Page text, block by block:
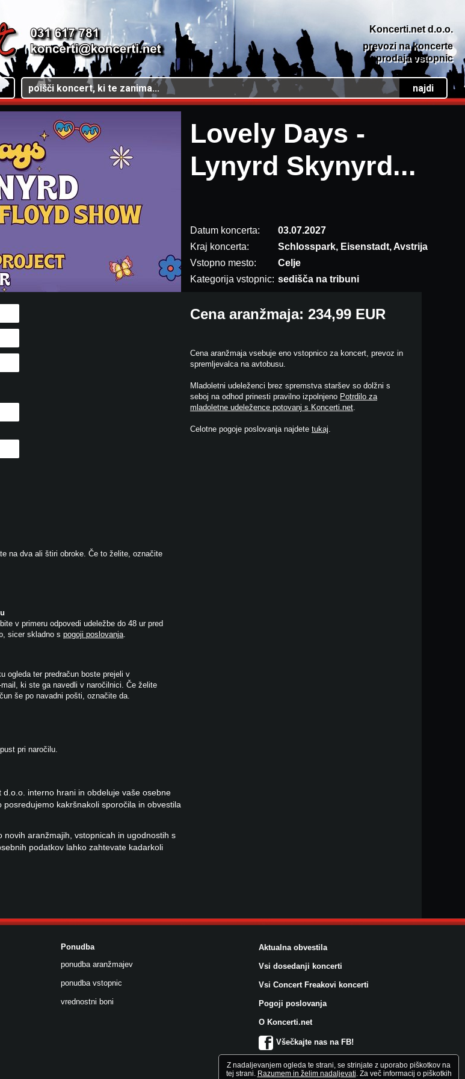
Koncerti.net d.o.o.
prevozi na koncerte
prodaja vstopnic
Lovely Days -
Lynyrd Skynyrd...
Datum koncerta:
03.07.2027
Kraj koncerta:
Schlosspark, Eisenstadt, Avstrija
Vstopno mesto:
Celje
Kategorija vstopnic: sedišča na tribuni
na dva ali štiri obroke. Če to želite, označite
v primeru odpovedi udeležbe do 48 ur pred
sicer skladno s pogoji poslovanja.
ogleda ter predračun boste prejeli v
ki ste ga navedli v naročilnici. Če želite
še po navadni pošti, označite da.
pri naročilu.
interno hrani in obdeluje vaše osebne
kakršnakoli sporočila in obvestila
aranžmajih, vstopnicah in ugodnostih s
podatkov lahko zahtevate kadarkoli
Cena aranžmaja: 234,99 EUR
Cena aranžmaja vsebuje eno vstopnico za koncert, prevoz in
spremljevalca na avtobusu.
Mladoletni udeleženci brez spremstva staršev so dolžni s
seboj na odhod prinesti pravilno izpolnjeno Potrdilo za
mladoletne udeležence potovanj s Koncerti.net.
Celotne pogoje poslovanja najdete tukaj.
Ponudba
ponudba aranžmajev
ponudba vstopnic
vrednostni boni
Aktualna obvestila
Vsi dosedanji koncerti
Vsi Concert Freakovi koncerti
Pogoji poslovanja
O Koncerti.net
Všečkajte nas na FB!
Z nadaljevanjem ogleda te strani, se strinjate z uporabo piškotkov na
tej strani. Razumem in želim nadaljevati. Za več informacij o piškotkih